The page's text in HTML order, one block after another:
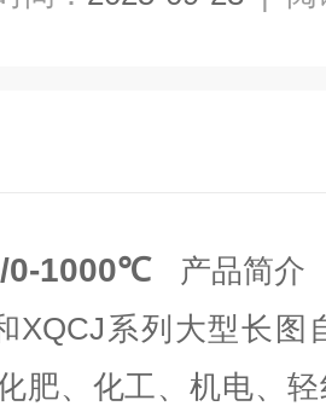
0-1000℃
产品简介
系列大型长图
肥、化工、机电、